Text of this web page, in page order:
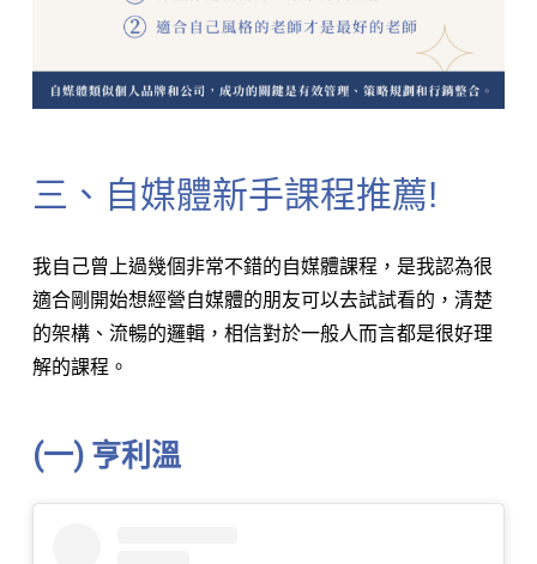
三、自媒體新手課程推薦!
我自己曾上過幾個非常不錯的自媒體課程，是我認為很
適合剛開始想經營自媒體的朋友可以去試試看的，清楚
的架構、流暢的邏輯，相信對於一般人而言都是很好理
解的課程。
(一) 亨利溫